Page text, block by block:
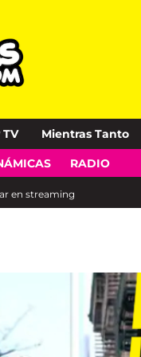
TV Mientras Tanto
RADIO
en streaming